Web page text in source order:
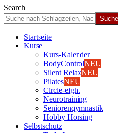
Search
Start­sei­te
Kur­se
Kurs-Kalen­­der
Body­Con­trolNEU
Silent RelaxNEU
Pila­tesNEU
Cir­cle-eight
Neu­ro­trai­ning
Senio­ren­qym­nas­tik
Hob­by Hor­sing
Selbst­schutz